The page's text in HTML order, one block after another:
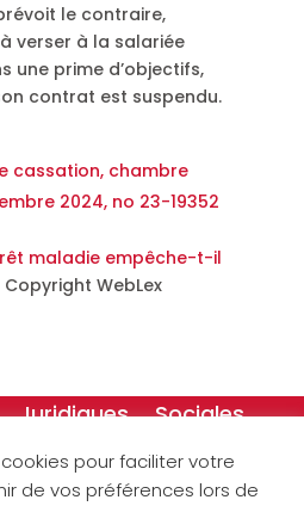
le contraire,
verser à la salariée
une prime d’objectifs,
contrat est suspendu.
cassation, chambre
2024, no 23-19352
maladie empêche-t-il
WebLex
Juridiques
Sociales
Dessins
pour faciliter votre
de vos préférences lors de